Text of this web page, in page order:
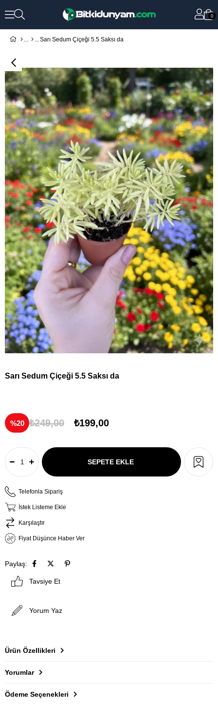
0
Sarı Sedum Çiçeği 5.5 Saksı da
Sarı Sedum Çiçeği 5.5 Saksı da
20 ₺249,00 ₺199,00
Telefonla Sipariş
İstek Listeme Ekle
Karşılaştır
Fiyat Düşünce Haber Ver
Paylaş:
Tavsiye Et
Yorum Yaz
Ürün Özellikleri
Yorumlar
Ödeme Seçenekleri